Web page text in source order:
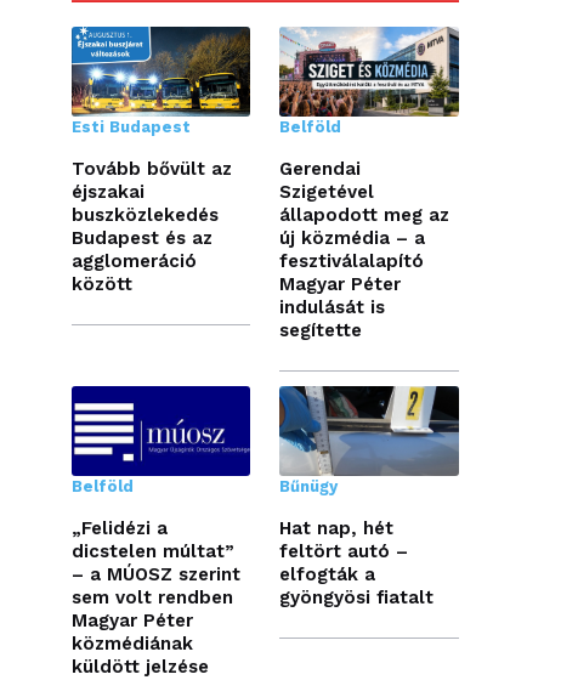
Esti Budapest
Tovább bővült az
éjszakai
buszközlekedés
Budapest és az
agglomeráció
között
Belföld
Gerendai
Szigetével
állapodott meg az
új közmédia – a
fesztiválalapító
Magyar Péter
indulását is
segítette
Belföld
„Felidézi a
dicstelen múltat”
– a MÚOSZ szerint
sem volt rendben
Magyar Péter
közmédiának
küldött jelzése
Bűnügy
Hat nap, hét
feltört autó –
elfogták a
gyöngyösi fiatalt